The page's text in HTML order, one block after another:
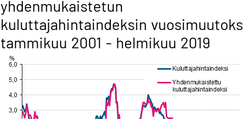
yhdenmukaistetun
kuluttajahintaindeksin
tammikuu 2001 - helmikuu 2019